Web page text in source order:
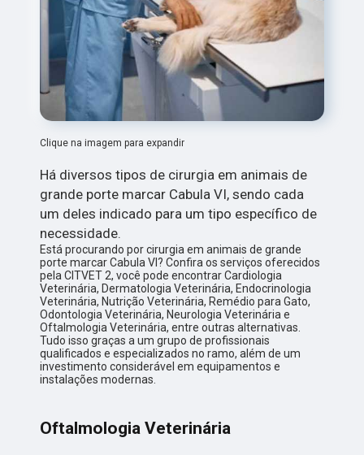
Clique na imagem para expandir
Há diversos tipos de cirurgia em animais de
grande porte marcar Cabula VI, sendo cada
um deles indicado para um tipo específico de
necessidade.
Está procurando por cirurgia em animais de grande
porte marcar Cabula VI? Confira os serviços oferecidos
pela CITVET 2, você pode encontrar Cardiologia
Veterinária, Dermatologia Veterinária, Endocrinologia
Veterinária, Nutrição Veterinária, Remédio para Gato,
Odontologia Veterinária, Neurologia Veterinária e
Oftalmologia Veterinária, entre outras alternativas.
Tudo isso graças a um grupo de profissionais
qualificados e especializados no ramo, além de um
investimento considerável em equipamentos e
instalações modernas.
Oftalmologia Veterinária